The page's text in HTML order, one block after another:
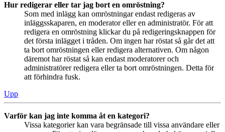
Hur redigerar eller tar jag bort en omröstning?
Som med inlägg kan omröstningar endast redigeras av
inläggsskaparen, en moderator eller en administratör. För att
redigera en omröstning klickar du på redigeringsknappen för
det första inlägget i tråden. Om ingen har röstat så går det att
ta bort omröstningen eller redigera alternativen. Om någon
däremot har röstat så kan endast moderatorer och
administratörer redigera eller ta bort omröstningen. Detta för
att förhindra fusk.
Upp
Varför kan jag inte komma åt en kategori?
Vissa kategorier kan vara begränsade till vissa användare eller